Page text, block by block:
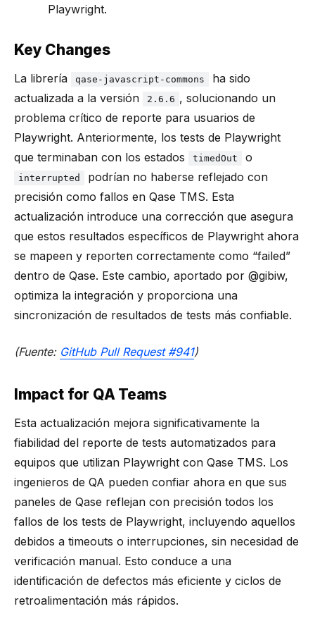
Playwright.
Key Changes
La librería qase-javascript-commons
ha sido
actualizada a la versión
2.6.6 , solucionando un
problema crítico de reporte para usuarios de
Playwright. Anteriormente, los tests de Playwright
que terminaban con los estados
timedOut o
interrupted
podrían no haberse reflejado con
precisión como fallos en Qase TMS. Esta
actualización introduce una corrección que asegura
que estos resultados específicos de Playwright ahora
se mapeen y reporten correctamente como “failed”
dentro de Qase. Este cambio, aportado por @gibiw,
optimiza la integración y proporciona una
sincronización de resultados de tests más confiable.
(Fuente: GitHub Pull Request #941)
Impact for QA Teams
Esta actualización mejora significativamente la
fiabilidad del reporte de tests automatizados para
equipos que utilizan Playwright con Qase TMS. Los
ingenieros de QA pueden confiar ahora en que sus
paneles de Qase reflejan con precisión todos los
fallos de los tests de Playwright, incluyendo aquellos
debidos a timeouts o interrupciones, sin necesidad de
verificación manual. Esto conduce a una
identificación de defectos más eficiente y ciclos de
retroalimentación más rápidos.